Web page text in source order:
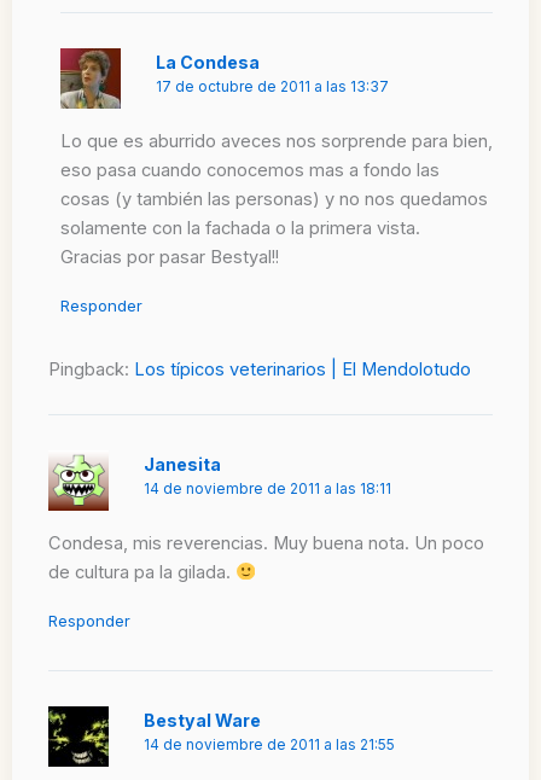
La Condesa
17 de octubre de 2011 a las 13:37
Lo que es aburrido aveces nos sorprende para bien,
eso pasa cuando conocemos mas a fondo las
cosas (y también las personas) y no nos quedamos
solamente con la fachada o la primera vista.
Gracias por pasar Bestyal!!
Responder
Pingback: Los típicos veterinarios | El Mendolotudo
Janesita
14 de noviembre de 2011 a las 18:11
Condesa, mis reverencias. Muy buena nota. Un poco
de cultura pa la gilada.
Responder
Bestyal Ware
14 de noviembre de 2011 a las 21:55